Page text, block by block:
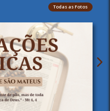
Todas as Fotos